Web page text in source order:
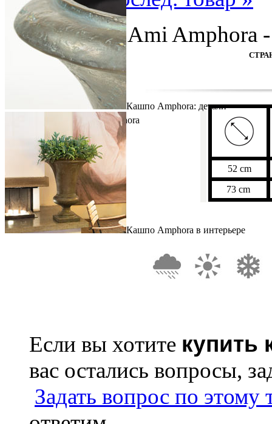
Кашпо Amphora: детали
Кашпо Amphora в интерьере
Кашпо Fleur Ami Amphora
МАТЕРИАЛ:
Кашпо Fleur Ami Amphora
52 cm
73 cm
Если вы хотите купить
вас остались вопросы,
Задать вопрос по этому